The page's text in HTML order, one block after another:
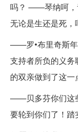
吗？ ——琴纳呵，
无论是生还是死，
——罗•布里奇斯年
支持者所负的义
的双亲做到了这一
——贝多芬你们这
要轮到你们了！踏